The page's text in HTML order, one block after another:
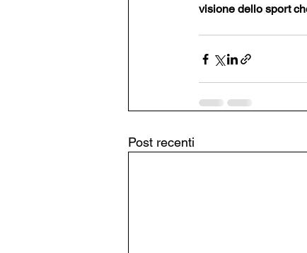
visione dello sport
Post recenti